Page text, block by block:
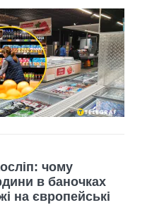
чому
в баночках
на європейські